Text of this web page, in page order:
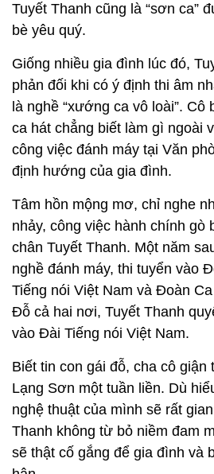
Tuyết Thanh cũng là “sơn ca”
bè yêu quý.
Giống nhiều gia đình lúc đó,
phản đối khi có ý định thi âm
là nghề “xướng ca vô loài”. Cô
ca hát chẳng biết làm gì ngoài
công việc đánh máy tại Văn
định hướng của gia đình.
Tâm hồn mộng mơ, chỉ nghe
nhảy, công việc hành chính gò
chân Tuyết Thanh. Một năm
nghề đánh máy, thi tuyển vào
Tiếng nói Việt Nam và Đoàn
Đỗ cả hai nơi, Tuyết Thanh
vào Đài Tiếng nói Việt Nam.
Biết tin con gái đỗ, cha cô
Lạng Sơn một tuần liền. Dù
nghệ thuật của mình sẽ rất
Thanh không từ bỏ niềm đam
sẽ thật cố gắng để gia đình và